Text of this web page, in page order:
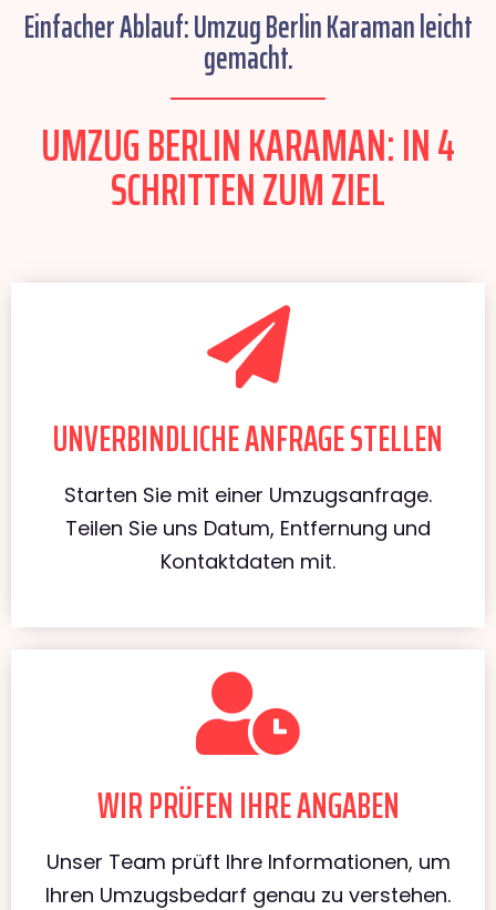
Einfacher Ablauf: Umzug Berlin Karaman leicht
gemacht.
UMZUG BERLIN KARAMAN: IN 4
SCHRITTEN ZUM ZIEL
UNVERBINDLICHE ANFRAGE STELLEN
Starten Sie mit einer Umzugsanfrage.
Teilen Sie uns Datum, Entfernung und
Kontaktdaten mit.
WIR PRÜFEN IHRE ANGABEN
Unser Team prüft Ihre Informationen, um
Ihren Umzugsbedarf genau zu verstehen.